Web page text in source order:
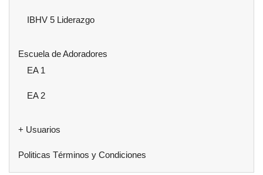
IBHV 5 Liderazgo
Escuela de Adoradores
EA 1
EA 2
+ Usuarios
Politicas Términos y Condiciones